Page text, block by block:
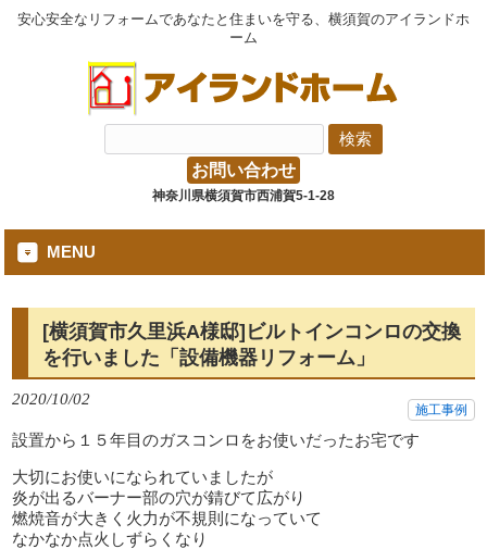
安心安全なリフォームであなたと住まいを守る、横須賀のアイランドホ
ーム
お問い合わせ
神奈川県横須賀市西浦賀5-1-28
MENU
[横須賀市久里浜A様邸]ビルトインコンロの交換
を行いました「設備機器リフォーム」
2020/10/02
施工事例
設置から１５年目のガスコンロをお使いだったお宅です
大切にお使いになられていましたが
炎が出るバーナー部の穴が錆びて広がり
燃焼音が大きく火力が不規則になっていて
なかなか点火しずらくなり